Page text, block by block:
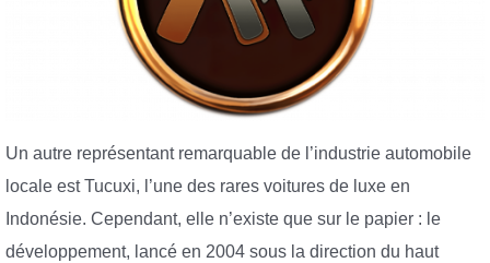
Un autre représentant remarquable de l’industrie automobile
locale est Tucuxi, l’une des rares voitures de luxe en
Indonésie. Cependant, elle n’existe que sur le papier : le
développement, lancé en 2004 sous la direction du haut